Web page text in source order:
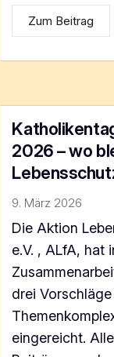
Zum Beitrag
2026 – wo
9. März 2026
Die Aktion
e.V. , ALfA, hat
drei
eingereicht.